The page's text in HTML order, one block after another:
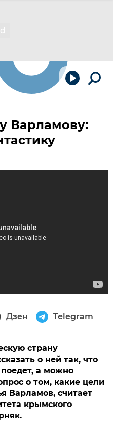
Варламову:
Дзен Telegram
страну
о ней так, что
а можно
о том, какие цели
Варламов, считает
крымского